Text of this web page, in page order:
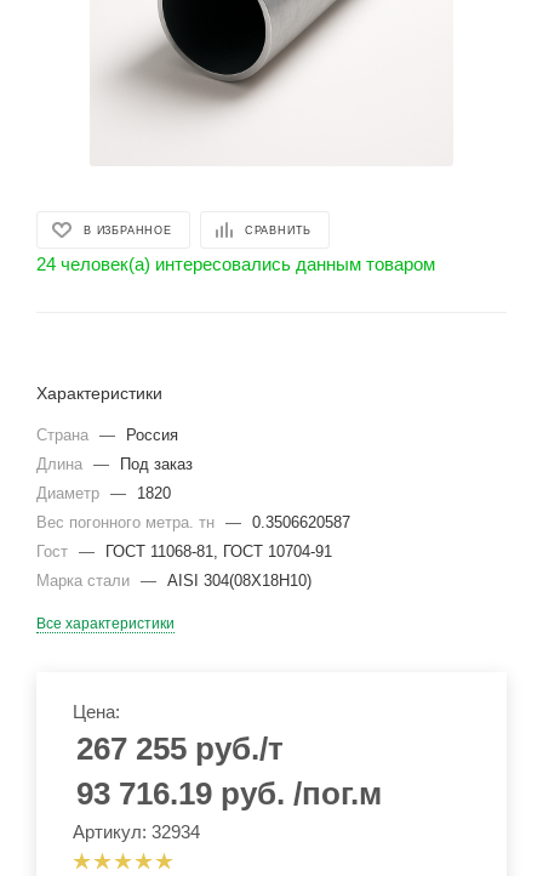
В ИЗБРАННОЕ СРАВНИТЬ
24 человек(а) интересовались данным товаром
Характеристики
Страна —
Россия
Длина —
Под заказ
Диаметр —
1820
Вес погонного метра. тн — 0.3506620587
Гост —
ГОСТ 11068-81, ГОСТ 10704-91
Марка стали — AISI 304(08Х18Н10)
Все характеристики
Цена:
267 255 руб./т
93 716.19 руб. /пог.м
Артикул: 32934